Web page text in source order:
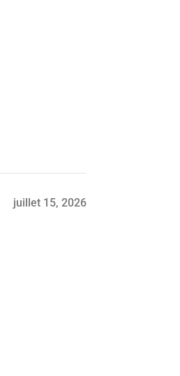
juillet 15, 2026